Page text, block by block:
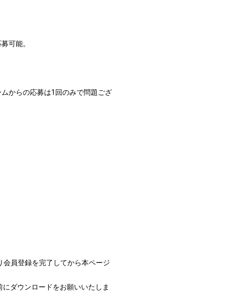
可能。
からの応募は1回のみで問題ござ
会員登録を完了してから本ページ
ダウンロードをお願いいたしま